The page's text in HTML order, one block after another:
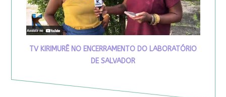
TV KIRIMURÊ NO ENCERRAMENTO DO LABORATÓRIO
DE SALVADOR